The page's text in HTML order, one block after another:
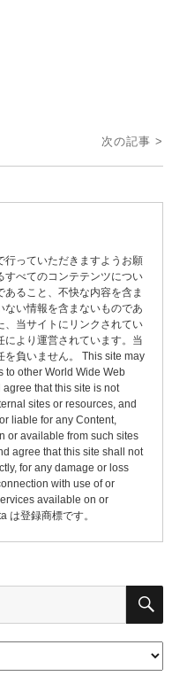
次の記事 >
行っていただきますようお願
すべてのコンテテンツについ
ること、不快な内容を含ま
い情報を含まないものであ
、当サイトにリンクされてい
により運営されています。当
を負いません。 This site may
to other World Wide Web
that this site is not
sites or resources, and
liable for any Content,
or available from such sites
agree that this site shall not
for any damage or loss
with use of or
available on or
は登録商標です。